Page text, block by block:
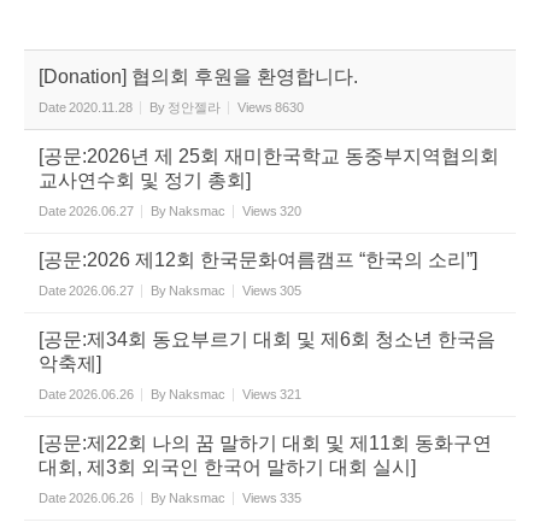
[Donation] 협의회 후원을 환영합니다.
Date2020.11.28 By 정안젤라 Views 8630
[공문:2026년 제 25회 재미한국학교 동중부지역협의회
교사연수회 및 정기 총회]
Date2026.06.27 By Naksmac Views 320
[공문:2026 제12회 한국문화여름캠프 “한국의 소리”]
Date2026.06.27 By Naksmac Views 305
[공문:제34회 동요부르기 대회 및 제6회 청소년 한국음
악축제]
Date2026.06.26 By Naksmac Views 321
[공문:제22회 나의 꿈 말하기 대회 및 제11회 동화구연
대회, 제3회 외국인 한국어 말하기 대회 실시]
Date2026.06.26 By Naksmac Views 335